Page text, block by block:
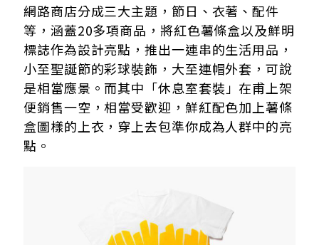
網路商店分成三大主題，節日、衣著、配件
等，涵蓋20多項商品，將紅色薯條盒以及鮮明
標誌作為設計亮點，推出一連串的生活用品，
小至聖誕節的彩球裝飾，大至連帽外套，可說
是相當應景。而其中 「休息室套裝 」 在甫上架
便銷售一空，相當受歡迎，鮮紅配色加上薯條
盒圖樣的上衣，穿上去包準你成為人群中的亮
點。